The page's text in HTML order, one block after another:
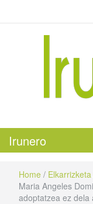
Irunero
Home / Elkarrizketa
Maria Angeles
adoptatzea ez dela